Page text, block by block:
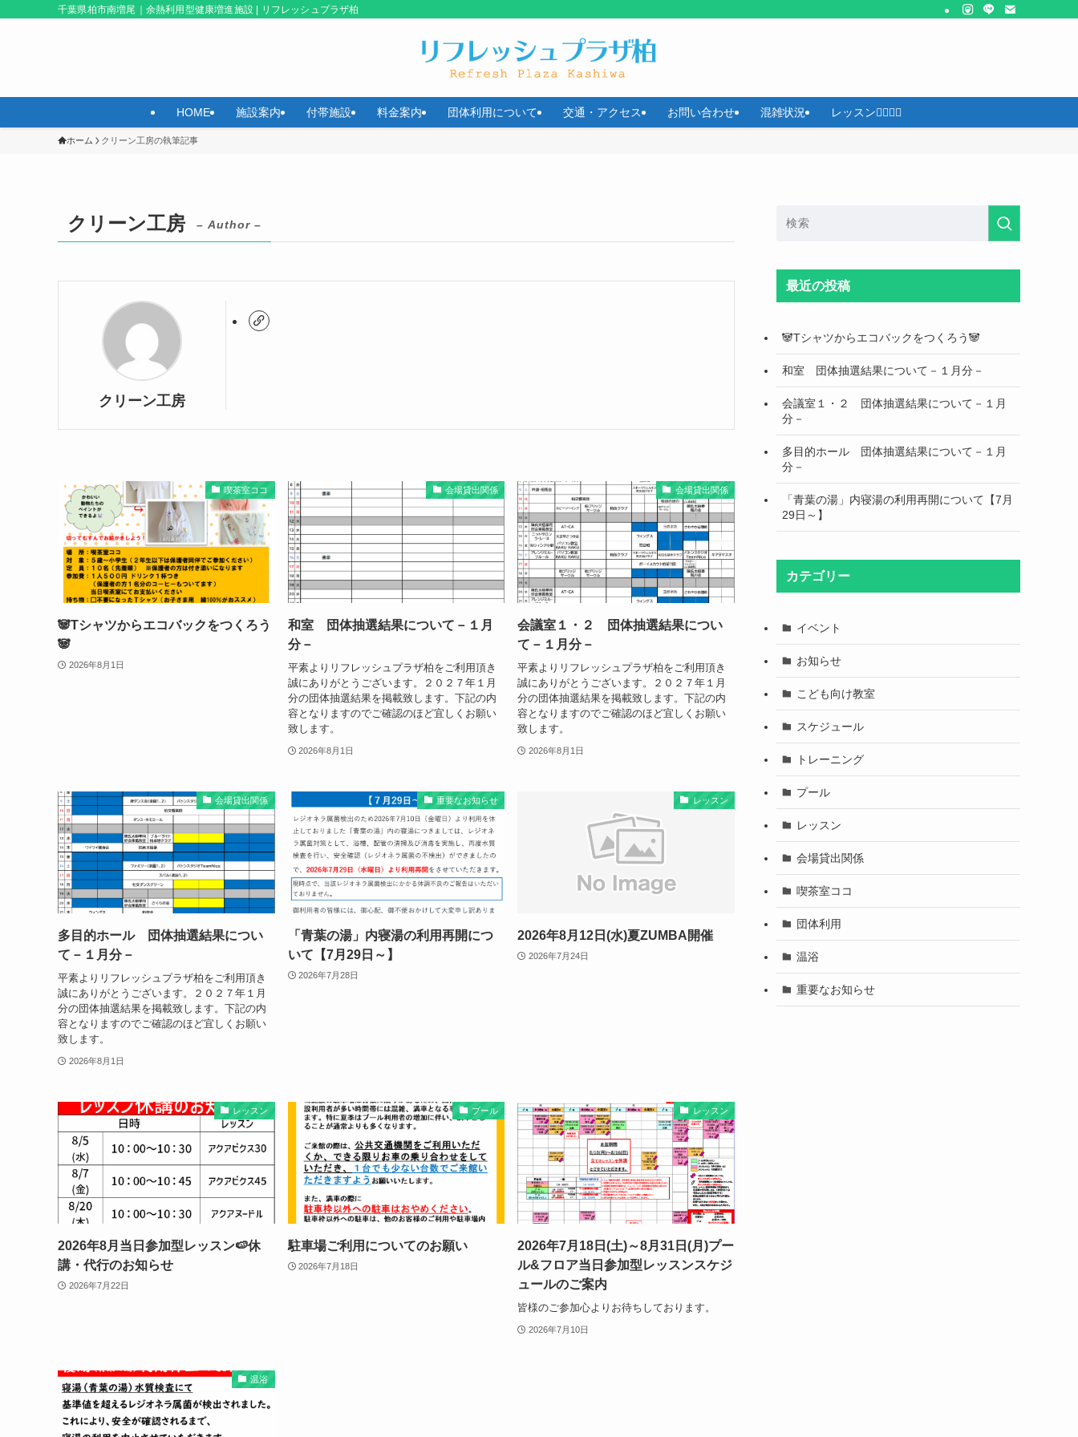
千葉県柏市南増尾｜余熱利用型健康増進施設 | リフレッシュプラザ柏
HOME 施設案内 付帯施設 料金案内 団体利用について 交通・アクセス お問い合わせ 混雑状況 レッスン🧘‍♀️🏊‍♂️
ホーム クリーン工房の執筆記事
クリーン工房 – Author –
クリーン工房
喫茶室ココ
🐼Tシャツからエコバックをつくろう
🐼
2026年8月1日
会場貸出関係
和室 団体抽選結果について－１月
分－
平素よりリフレッシュプラザ柏をご利用頂き
誠にありがとうございます。２０２７年１月
分の団体抽選結果を掲載致します。下記の内
容となりますのでご確認のほど宜しくお願い
致します。
2026年8月1日
会場貸出関係
会議室１・２ 団体抽選結果につい
て－１月分－
平素よりリフレッシュプラザ柏をご利用頂き
誠にありがとうございます。２０２７年１月
分の団体抽選結果を掲載致します。下記の内
容となりますのでご確認のほど宜しくお願い
致します。
2026年8月1日
会場貸出関係
多目的ホール 団体抽選結果につい
て－１月分－
平素よりリフレッシュプラザ柏をご利用頂き
誠にありがとうございます。２０２７年１月
分の団体抽選結果を掲載致します。下記の内
容となりますのでご確認のほど宜しくお願い
致します。
2026年8月1日
重要なお知らせ
「青葉の湯」内寝湯の利用再開につ
いて【7月29日～】
2026年7月28日
レッスン
2026年8月12日(水)夏ZUMBA開催
2026年7月24日
レッスン
2026年8月当日参加型レッスン🍉休
講・代行のお知らせ
2026年7月22日
プール
駐車場ご利用についてのお願い
2026年7月18日
レッスン
2026年7月18日(土)～8月31日(月)プー
ル&フロア当日参加型レッスンスケジ
ュールのご案内
皆様のご参加心よりお待ちしております。
2026年7月10日
温浴
最近の投稿
🐼Tシャツからエコバックをつくろう🐼
和室 団体抽選結果について－１月分－
会議室１・２ 団体抽選結果について－１月
分－
多目的ホール 団体抽選結果について－１月
分－
「青葉の湯」内寝湯の利用再開について【7月
29日～】
カテゴリー
イベント
お知らせ
こども向け教室
スケジュール
トレーニング
プール
レッスン
会場貸出関係
喫茶室ココ
団体利用
温浴
重要なお知らせ